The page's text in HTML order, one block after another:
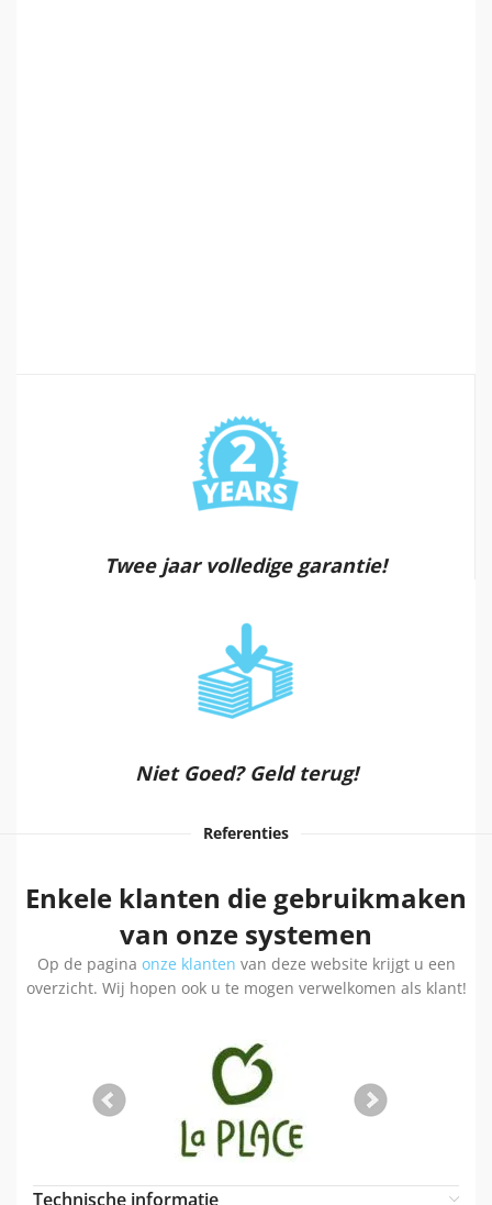
Twee jaar volledige garantie!
Niet Goed? Geld terug!
Referenties
Enkele klanten die gebruikmaken
van onze systemen
Op de pagina onze klanten van deze website krijgt u een
overzicht. Wij hopen ook u te mogen verwelkomen als klant!
Technische informatie